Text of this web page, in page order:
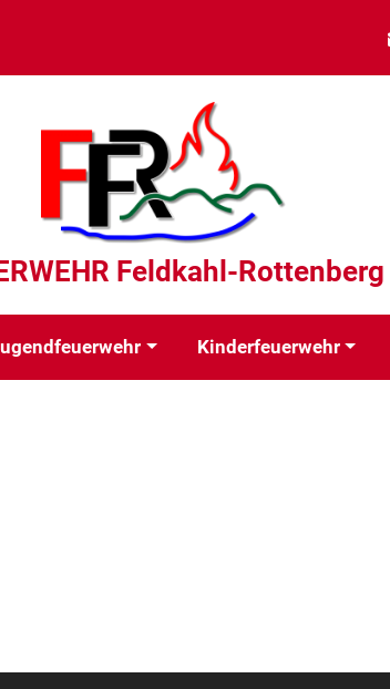
Feldkahl-Rottenberg
Kinderfeuerwehr